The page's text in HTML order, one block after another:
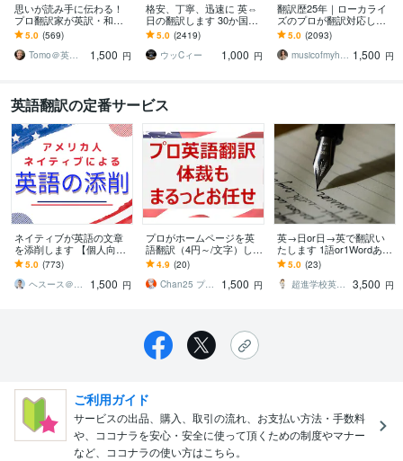
思いが読み手に伝わる！
プロ翻訳家が英訳・和訳
します 実績多数！国内外
で実務翻訳歴10年！高品
質・安価・高い信頼性
5.0 (569)
Tomo＠英語翻訳家
1,500 円
格安、丁寧、迅速に 英⇔
日の翻訳します 30か国世
界を飛び回った経験を活
かし、あなたと世界を繋
ぎます
5.0 (2419)
ウッCィー
1,000 円
翻訳歴25年｜ローカライ
ズのプロが翻訳対応しま
す 翻訳を超えたローカラ
イゼーションで自然な表
現に仕上げます
5.0 (2093)
musicofmyheart 1,500 円
英語翻訳の定番サービス
ネイティブが英語の文章
を添削します 【個人向
け】アメリカ人のプロ翻
訳家が英文チェックしま
す！
5.0 (773)
ヘスース＠NAATI認定翻訳者
1,500 円
プロがホームページを英
語翻訳（4円～/文字）しま
す グローバルビジネス歴1
5年のプロ翻訳（上場企業
と取引有）
4.9 (20)
Chan25 プロ翻訳家⭐️
1,500 円
英→日or日→英で翻訳い
たします 1語or1Wordあた
り1円から翻訳します！
5.0 (23)
超進学校英語教諭 塚城先生
3,500 円
ご利用ガイド
サービスの出品、購入、取引の流れ、お支払い方法・手数料
や、ココナラを安心・安全に使って頂くための制度やマナー
など、ココナラの使い方はこちら。